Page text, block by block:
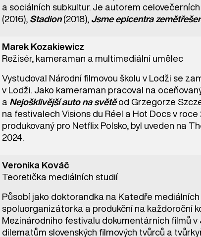
a sociálních subkultur. Je autorem
(2016), Stadion(2018), Jsme epicentra
Marek Kozakiewicz
Režisér, kameraman a multimediální umělec
Vystudoval Národní filmovou školu v Lodži se
v Lodži. Jako kameraman pracoval na
a Nejošklivější auto na světěod Grzegorze
na festivalech Visions du Réel a Hot Docs v
produkovaný pro Netflix Polsko, byl uveden na
2024.
Veronika Kováč
Teoretička mediálních studií
Působí jako doktorandka na Katedře
spoluorganizátorka a produkční na každoroční
Mezinárodního festivalu dokumentárních filmů
dilematům slovenských filmových tvůrců a